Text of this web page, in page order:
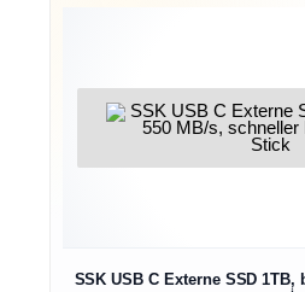
SSK USB C Externe SSD 1TB,